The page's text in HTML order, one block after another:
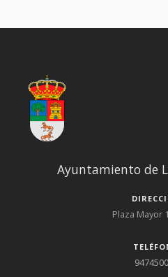
Ayuntamiento de
Plaza Mayor